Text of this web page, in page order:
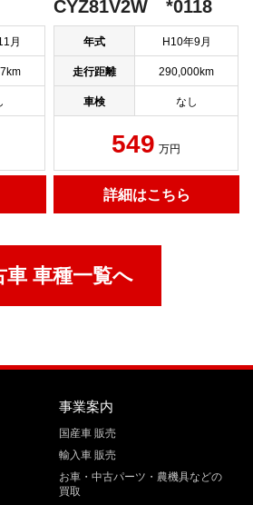
月
CYZ81V2W *0118
年式 H10年9月
走行距離 290,000km
車検 なし
549 万円
詳細はこちら
車 車種一覧へ
事業案内
国産車 販売
輸入車 販売
お車・中古パーツ・農機具などの
買取